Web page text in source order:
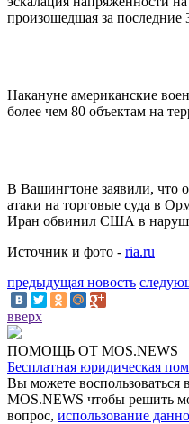
произошедшая за последние
Накануне американские
более чем 80 объектам на
В Вашингтоне заявили, что
атаки на торговые суда в
Иран обвинил США в
Источник и фото - ria.ru
предыдущая новость
вверх
ПОМОЩЬ ОТ MOS.NEWS
Бесплатная юридическая
Вы можете
MOS.NEWS чтобы решить
вопрос, использование